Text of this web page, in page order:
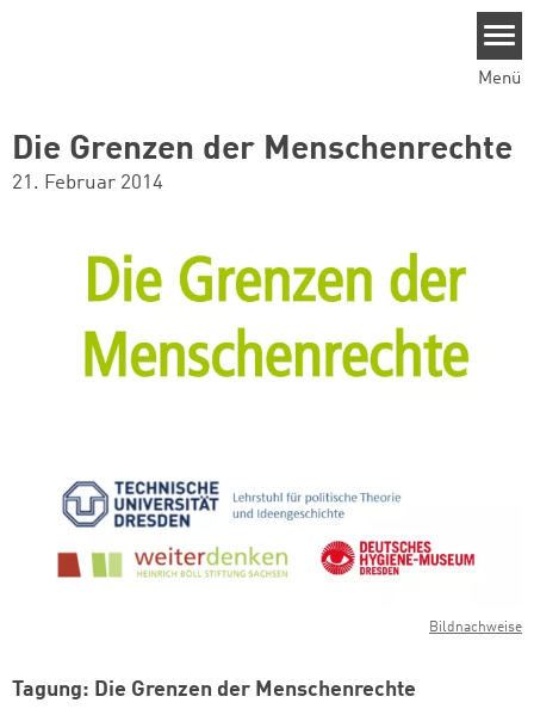
Menü
Die Grenzen der Menschenrechte
21. Februar 2014
Bildnachweise
Tagung: Die Grenzen der Menschenrechte